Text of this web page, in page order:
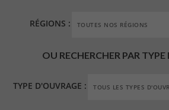
RÉGIONS :
OU RECHERCHER PAR
TYPE D'OUVRAGE :